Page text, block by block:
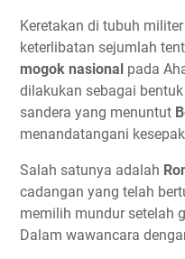
Keretakan di tubuh
keterlibatan sejumlah
mogok nasional pada
dilakukan sebagai
sandera yang menuntut
menandatangani
Salah satunya adalah
cadangan yang telah
memilih mundur setelah
Dalam wawancara